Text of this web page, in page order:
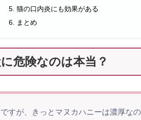
猫の口内炎にも効果がある
まとめ
危険なのは本当？
すが、きっとマヌカハニーは濃厚な